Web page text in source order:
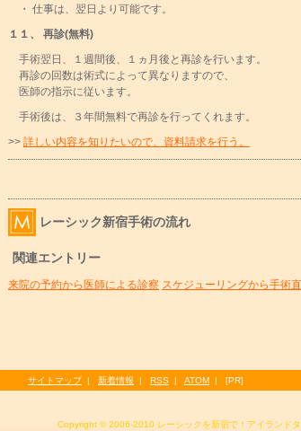
・ 仕事は、翌日より可能です。
１１、 再診(無料)
手術翌日、１週間後、１ヵ月後と再診を行います。
再診の回数は術式によって異なりますので、
医師の指示に従います。
手術後は、３年間無料で再診を行ってくれます。
>> 詳しい内容を知りたいので、資料請求を行う。
レーシック新宿手術の流れ
関連エントリー
来院の予約から医師による診察 スケジューリングから手術
サイトマップ| 新着情報 | RSS | ATOM | [PR]
Copyright © 2006-2010 レーシックを新宿で！アイランド